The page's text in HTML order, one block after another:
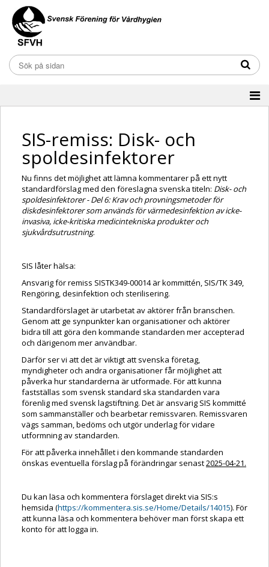
SIS-remiss: Disk- och
spoldesinfektorer
Nu finns det möjlighet att lämna kommentarer på ett nytt
standardförslag med den föreslagna svenska titeln: Disk- och
spoldesinfektorer - Del 6: Krav och provningsmetoder för
diskdesinfektorer som används för värmedesinfektion av icke-
invasiva, icke-kritiska medicintekniska produkter och
sjukvårdsutrustning.
SIS låter hälsa:
Ansvarig för remiss SISTK349-00014 är kommittén, SIS/TK 349,
Rengöring, desinfektion och sterilisering.
Standardförslaget är utarbetat av aktörer från branschen.
Genom att ge synpunkter kan organisationer och aktörer
bidra till att göra den kommande standarden mer accepterad
och därigenom mer användbar.
Därför ser vi att det är viktigt att svenska företag,
myndigheter och andra organisationer får möjlighet att
påverka hur standarderna är utformade. För att kunna
fastställas som svensk standard ska standarden vara
förenlig med svensk lagstiftning. Det är ansvarig SIS kommitté
som sammanställer och bearbetar remissvaren. Remissvaren
vägs samman, bedöms och utgör underlag för vidare
utformning av standarden.
För att påverka innehållet i den kommande standarden
önskas eventuella förslag på förändringar senast2025-04-21.
Du kan läsa och kommentera förslaget direkt via SIS:s
hemsida (https://kommentera.sis.se/Home/Details/14015). För
att kunna läsa och kommentera behöver man först skapa ett
konto för att logga in.